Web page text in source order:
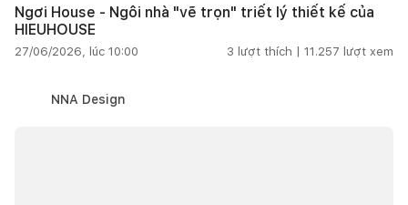
Ngơi House - Ngôi nhà "vẽ trọn" triết lý thiết kế của
HIEUHOUSE
27/06/2026, lúc 10:00 3 lượt thích | 11.257 lượt xem
NNA Design